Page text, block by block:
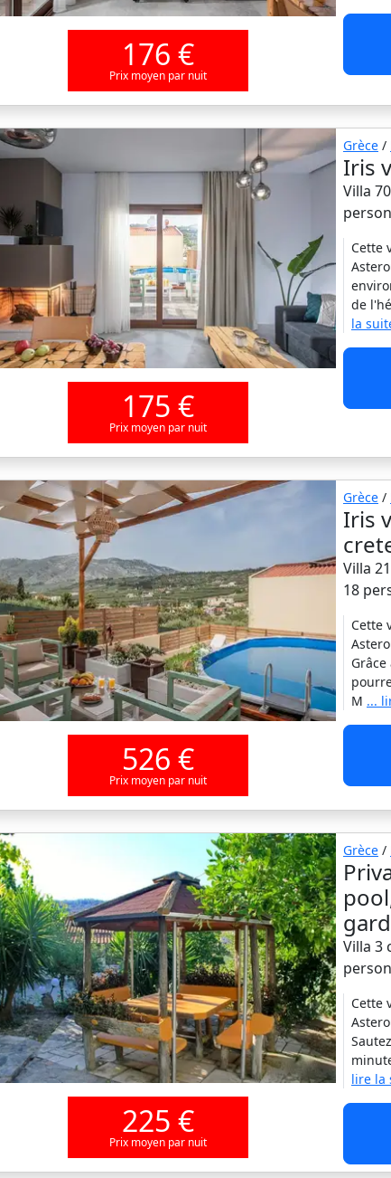
176 €
Prix moyen par nuit
175 €
Prix moyen par nuit
Grèce /
Iris
Villa
Cette
de
la
526 €
Prix moyen par nuit
Grèce /
Iris
Villa
18
Cette
M ...
225 €
Prix moyen par nuit
Grèce /
Villa 3
Cette
lire la